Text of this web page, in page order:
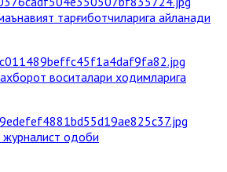
тарғиботчиларига айланади
воситалари ходимларига
одоби